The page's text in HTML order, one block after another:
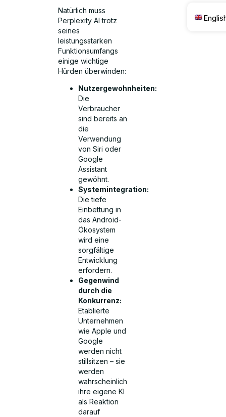
Natürlich muss
Perplexity AI trotz
seines
leistungsstarken
Funktionsumfangs
einige wichtige
Hürden überwinden:
Nutzergewohnheiten:
Die
Verbraucher
sind bereits an
die
Verwendung
von Siri oder
Google
Assistant
gewöhnt.
Systemintegration:
Die tiefe
Einbettung in
das Android-
Ökosystem
wird eine
sorgfältige
Entwicklung
erfordern.
Gegenwind
durch die
Konkurrenz:
Etablierte
Unternehmen
wie Apple und
Google
werden nicht
stillsitzen – sie
werden
wahrscheinlich
ihre eigene KI
als Reaktion
darauf